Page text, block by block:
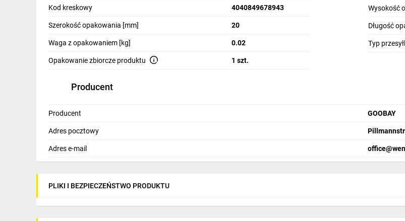
Kod kreskowy 4040849678943
Szerokość opakowania [mm] 20
Waga z opakowaniem [kg] 0.02
Opakowanie zbiorcze produktu 1 szt.
Wysokość
Długość
Typ
Producent
Producent GOOBAY
Adres pocztowy
Adres e-mail
PLIKI I BEZPIECZEŃSTWO PRODUKTU